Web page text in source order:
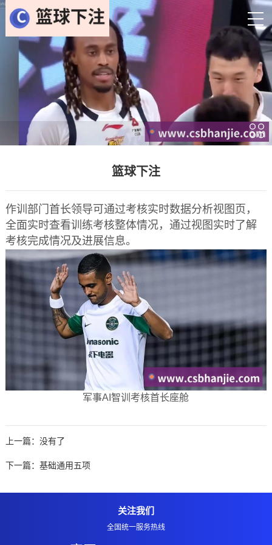
篮球下注
作训部门首长领导可通过考核实时数据分析视图页，
全面实时查看训练考核整体情况，通过视图实时了解
考核完成情况及进展信息。
军事AI智训考核首长座舱
上一篇：没有了
下一篇： 基础通用五项
关注我们
全国统一服务热线